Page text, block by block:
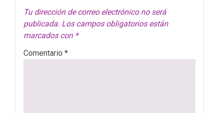
Tu dirección de correo electrónico no será
publicada. Los campos obligatorios están
marcados con *
Comentario *